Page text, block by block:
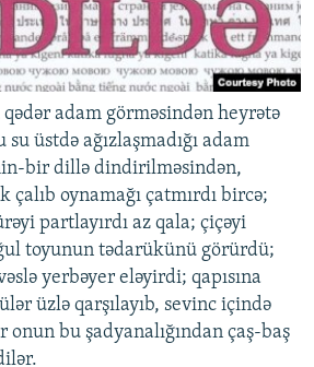
qədər adam görməsindən heyrətə
üstdə ağızlaşmadığı adam
bir dillə dindirilməsindən,
oynamağı çatmırdı bircə;
partlayırdı az qala; çiçəyi
toyunun tədarükünü görürdü;
yerbəyer eləyirdi; qapısına
üzlə qarşılayıb, sevinc içində
onun bu şadyanalığından çaş-baş